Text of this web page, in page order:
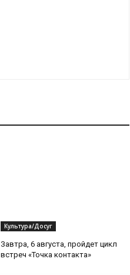
Культура/Досуг
Завтра, 6 августа, пройдет цикл
встреч «Точка контакта»